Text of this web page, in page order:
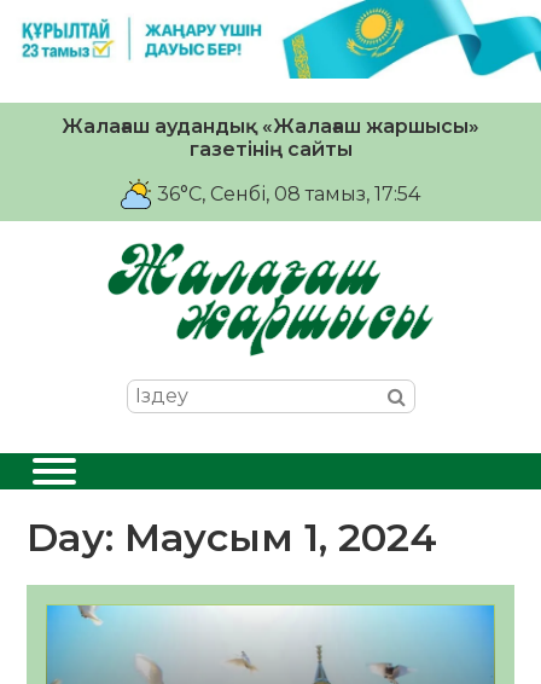
Жалағаш аудандық «Жалағаш жаршысы»
газетінің сайты
36°C, Сенбі, 08 тамыз, 17:54
Day: Маусым 1, 2024